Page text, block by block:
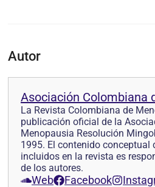
Autor
Asociación Colombiana
La Revista Colombiana de
publicación oficial de la
Menopausia Resolución
1995. El contenido conceptual
incluidos en la revista es
de los autores.
Web Facebook